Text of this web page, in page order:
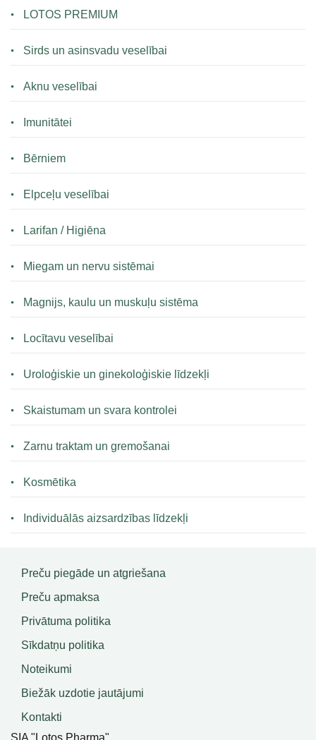
LOTOS PREMIUM
Sirds un asinsvadu veselībai
Aknu veselībai
Imunitātei
Bērniem
Elpceļu veselībai
Larifan / Higiēna
Miegam un nervu sistēmai
Magnijs, kaulu un muskuļu sistēma
Locītavu veselībai
Uroloģiskie un ginekoloģiskie līdzekļi
Skaistumam un svara kontrolei
Zarnu traktam un gremošanai
Kosmētika
Individuālās aizsardzības līdzekļi
Preču piegāde un atgriešana
Preču apmaksa
Privātuma politika
Sīkdatņu politika
Noteikumi
Biežāk uzdotie jautājumi
Kontakti
SIA "Lotos Pharma"